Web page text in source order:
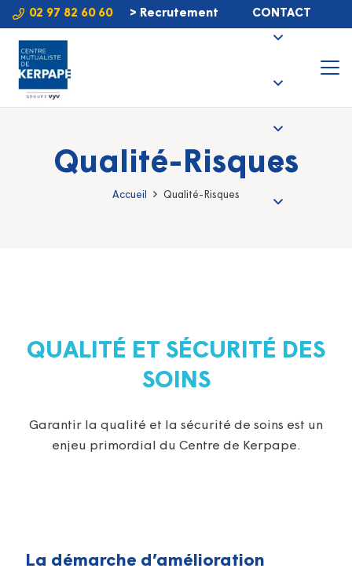
02 97 82 60 60 > Recrutement CONTACT
Qualité-Risques
Accueil Qualité-Risques
QUALITÉ ET SÉCURITÉ DES
SOINS
Garantir la qualité et la sécurité de soins est un
enjeu primordial du Centre de Kerpape.
La démarche d’amélioration